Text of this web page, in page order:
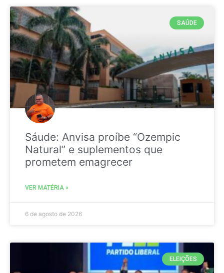
SAÚDE
Sáude: Anvisa proíbe “Ozempic
Natural” e suplementos que
prometem emagrecer
VER MATÉRIA »
6 de agosto de 2026
ELEIÇÕES